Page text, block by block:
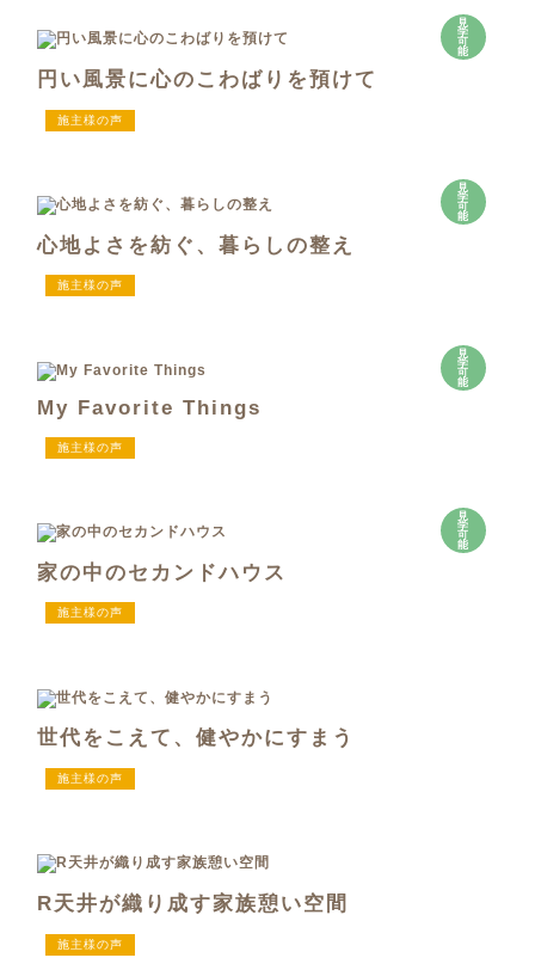
見
学
可
能
円い風景に心のこわばりを預けて
施主様の声
見
学
可
能
心地よさを紡ぐ、暮らしの整え
施主様の声
見
学
可
能
My Favorite Things
施主様の声
見
学
可
能
家の中のセカンドハウス
施主様の声
世代をこえて、健やかにすまう
施主様の声
R天井が織り成す家族憩い空間
施主様の声